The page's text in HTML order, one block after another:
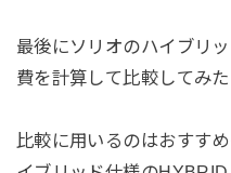
最後にソリオのハイブリ
費を計算して比較してみた
比較に用いるのはおすす